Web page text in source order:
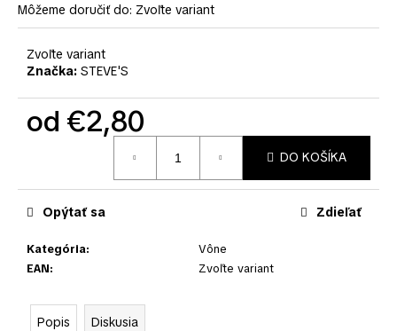
Môžeme doručiť do: Zvoľte variant
Zvoľte variant
Značka: STEVE'S
od €2,80
DO KOŠÍKA
Kategória:
Vône
EAN: Zvoľte variant
Opýtať sa Zdieľať
Popis Diskusia